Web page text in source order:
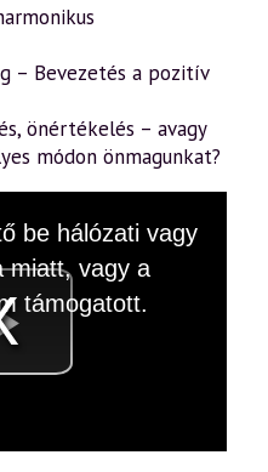
– Bevezetés a pozitív
önértékelés – avagy
módon önmagunkat?
be hálózati vagy
miatt, vagy a
támogatott.